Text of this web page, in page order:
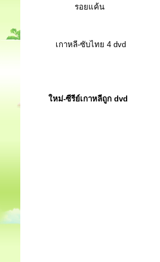
รอยแค้น
เกาหลี-ซับไทย 4 dvd
ใหม่-ซีรีย์เกาหลีถูก dvd